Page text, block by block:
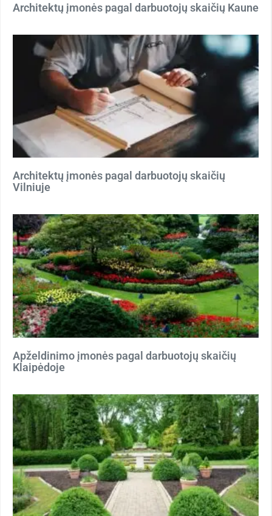
Architektų įmonės pagal darbuotojų skaičių Kaune
Architektų įmonės pagal darbuotojų skaičių
Vilniuje
Apželdinimo įmonės pagal darbuotojų skaičių
Klaipėdoje